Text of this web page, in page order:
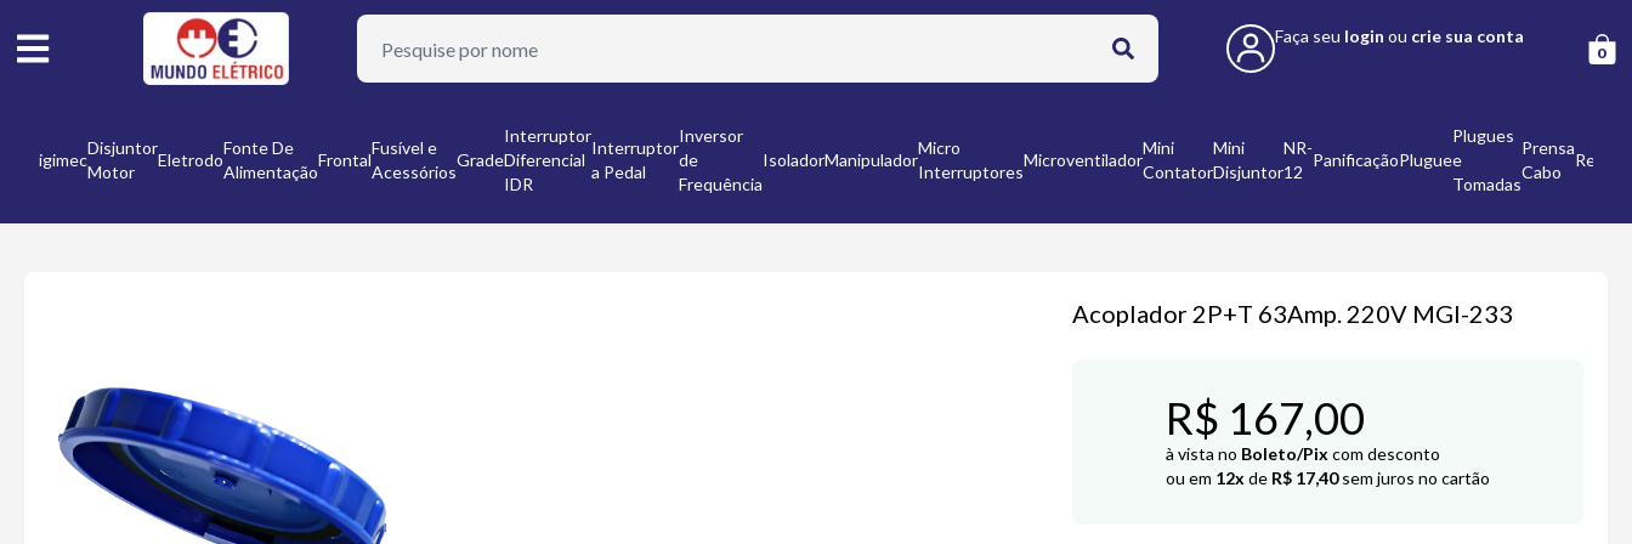
Faça seu login ou crie sua conta
0
Digimec
Disjuntor
Motor
Eletrodo
Fonte De
Alimentação
Frontal
Fusível e
Acessórios
Grade
Interruptor
Diferencial
IDR
Interruptor
a Pedal
Inversor
de
Frequência
IsoladorManipulador
Micro
Interruptores
Microventilador
Mini
Contator
Mini
Disjuntor
NR-
12
PanificaçãoPlugue
Plugues
e
Tomadas
Prensa
Cabo
Acoplador 2P+T 63Amp. 220V MGI-233
R$ 167,00
à vista no Boleto/Pix com desconto
ou em 12x de R$ 17,40 sem juros no cartão